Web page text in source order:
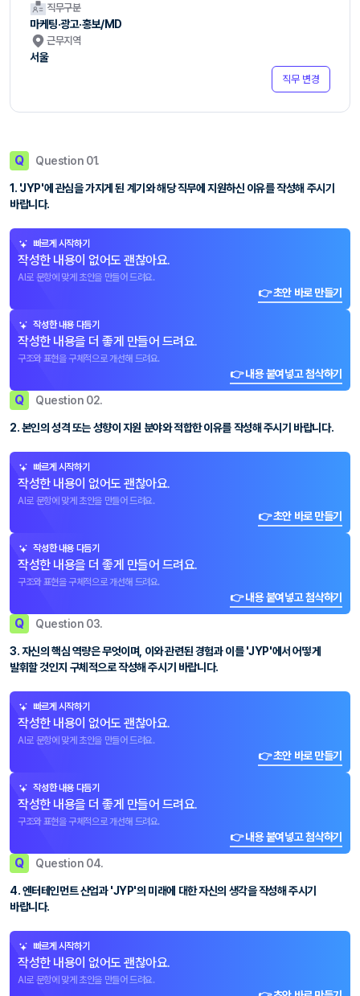
직무구분
마케팅·광고·홍보/MD
근무지역
서울
직무 변경
Q Question 01.
1. 'JYP'에 관심을 가지게 된 계기와 해당 직무에 지원하신 이유를 작성해 주시기
바랍니다.
빠르게 시작하기
작성한 내용이 없어도 괜찮아요.
AI로 문항에 맞게 초안을 만들어 드려요.
👉 초안 바로 만들기
작성한 내용 다듬기
작성한 내용을 더 좋게 만들어 드려요.
구조와 표현을 구체적으로 개선해 드려요.
👉 내용 붙여넣고 첨삭하기
Q Question 02.
2. 본인의 성격 또는 성향이 지원 분야와 적합한 이유를 작성해 주시기 바랍니다.
빠르게 시작하기
작성한 내용이 없어도 괜찮아요.
AI로 문항에 맞게 초안을 만들어 드려요.
👉 초안 바로 만들기
작성한 내용 다듬기
작성한 내용을 더 좋게 만들어 드려요.
구조와 표현을 구체적으로 개선해 드려요.
👉 내용 붙여넣고 첨삭하기
Q Question 03.
3. 자신의 핵심 역량은 무엇이며, 이와 관련된 경험과 이를 'JYP'에서 어떻게
발휘할 것인지 구체적으로 작성해 주시기 바랍니다.
빠르게 시작하기
작성한 내용이 없어도 괜찮아요.
AI로 문항에 맞게 초안을 만들어 드려요.
👉 초안 바로 만들기
작성한 내용 다듬기
작성한 내용을 더 좋게 만들어 드려요.
구조와 표현을 구체적으로 개선해 드려요.
👉 내용 붙여넣고 첨삭하기
Q Question 04.
4. 엔터테인먼트 산업과 'JYP'의 미래에 대한 자신의 생각을 작성해 주시기
바랍니다.
빠르게 시작하기
작성한 내용이 없어도 괜찮아요.
AI로 문항에 맞게 초안을 만들어 드려요.